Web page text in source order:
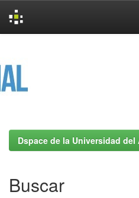
Dspace de la Universidad del
Buscar